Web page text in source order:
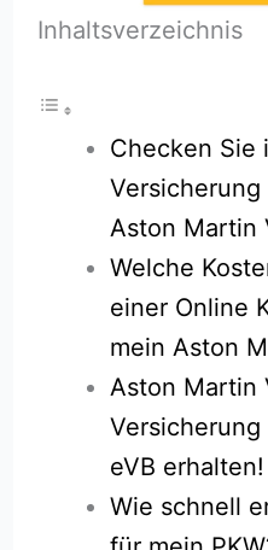
Inhaltsverzeichnis
Checken Sie
Aston Martin
Welche
einer Online
mein Aston
Aston Martin
eVB erhalten!
Wie schnell